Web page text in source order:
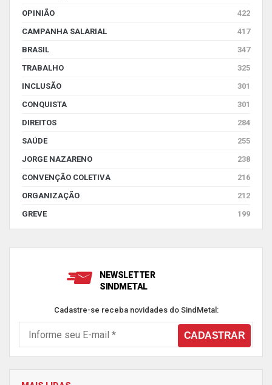
OPINIÃO
422
CAMPANHA SALARIAL
417
BRASIL
347
TRABALHO
325
INCLUSÃO
301
CONQUISTA
301
DIREITOS
284
SAÚDE
255
JORGE NAZARENO
238
CONVENÇÃO COLETIVA
216
ORGANIZAÇÃO
212
GREVE
199
NEWSLETTER
SINDMETAL
Cadastre-se receba novidades do SindMetal: